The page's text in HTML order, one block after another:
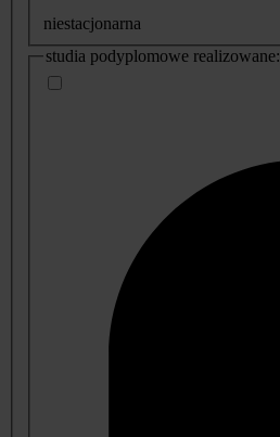
niestacjonarna
studia podyplomowe realizowane: